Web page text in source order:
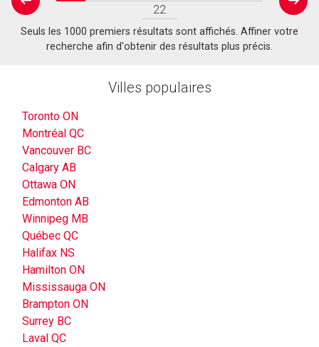
prev
22
next
Seuls les 1000 premiers résultats sont affichés. Affiner votre
recherche afin d'obtenir des résultats plus précis.
Villes populaires
Toronto ON
Montréal QC
Vancouver BC
Calgary AB
Ottawa ON
Edmonton AB
Winnipeg MB
Québec QC
Halifax NS
Hamilton ON
Mississauga ON
Brampton ON
Surrey BC
Laval QC